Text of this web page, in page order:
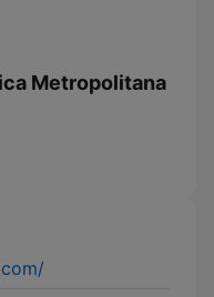
Metropolitana